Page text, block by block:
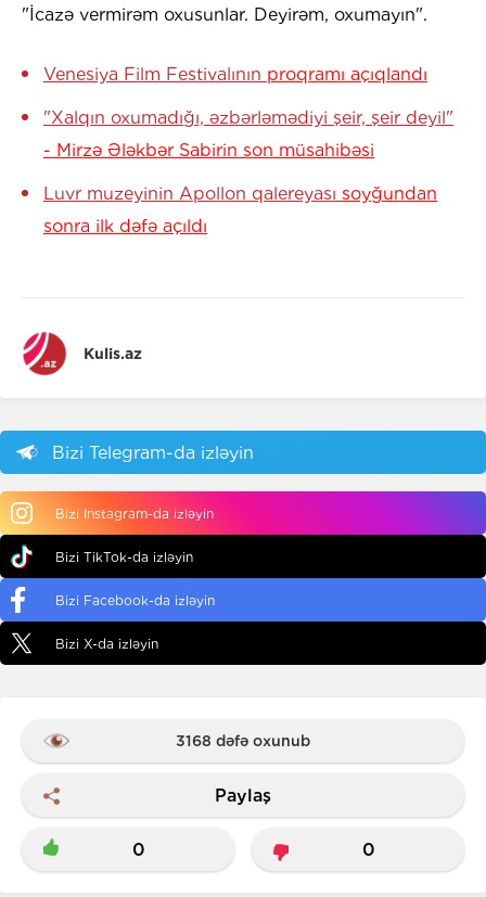
"İcazə vermirəm oxusunlar. Deyirəm, oxumayın".
Venesiya Film Festivalının proqramı açıqlandı
"Xalqın oxumadığı, əzbərləmədiyi şeir, şeir deyil"
- Mirzə Ələkbər Sabirin son müsahibəsi
Luvr muzeyinin Apollon qalereyası soyğundan
sonra ilk dəfə açıldı
Kulis.az
Bizi Telegram-da izləyin
Bizi Instagram-da izləyin
Bizi TikTok-da izləyin
Bizi Facebook-da izləyin
Bizi X-da izləyin
3168 dəfə oxunub
Paylaş
0 0